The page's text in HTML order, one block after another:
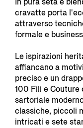
cravatte porta
attraverso
formale e
Le ispirazioni
affiancano a
preciso e un
100 Fili e Couture
sartoriale
classiche, piccoli
intricati e sete